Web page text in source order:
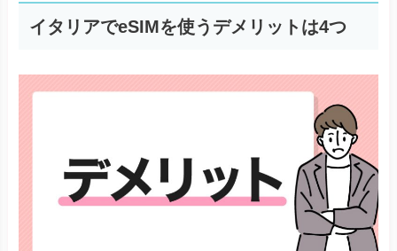
イタリアでeSIMを使うデメリットは4つ